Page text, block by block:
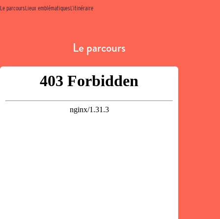
Le parcoursLieux emblématiquesL’itinéraire
Le parcours